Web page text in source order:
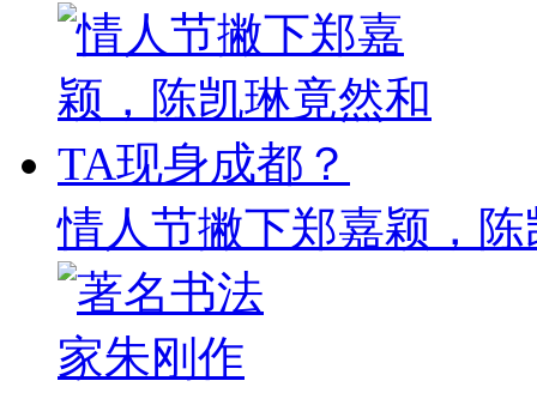
情人节撇下郑嘉颖，